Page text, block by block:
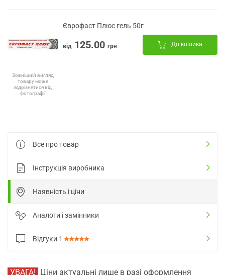
Зовнішній вигляд
товару може
відрізнятися від
фотографії
Єврофаст Плюс гель 50г
від 125.00 грн До кошика
Все про товар
Інструкція виробника
Наявність і ціни
Аналоги і замінники
Відгуки 1
УВАГА! Ціни актуальні лише в разі оформлення